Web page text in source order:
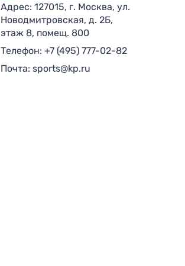
Адрес: 127015, г. Москва, ул.
Новодмитровская, д. 2Б,
этаж 8, помещ. 800
Телефон: +7 (495) 777-02-82
Почта: sports@kp.ru